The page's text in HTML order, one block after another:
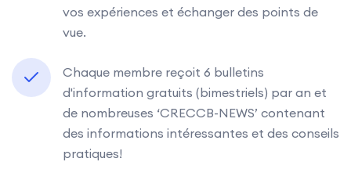
vos expériences et échanger des points de
vue.
Chaque membre reçoit 6 bulletins
d'information gratuits (bimestriels) par an et
de nombreuses ‘CRECCB-NEWS’ contenant
des informations intéressantes et des conseils
pratiques!